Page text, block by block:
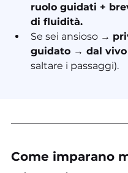
ruolo guidati +
di fluidità.
Se sei ansioso →
guidato → dal vivo
saltare i passaggi).
Come imparano